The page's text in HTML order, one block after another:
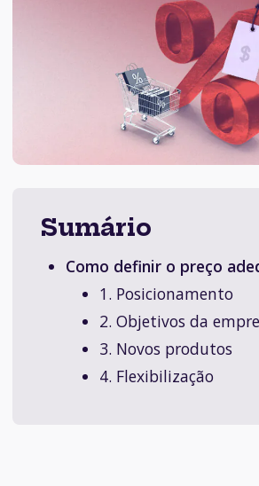
Sumário
Como definir o preço
1. Posicionamento
2. Objetivos da
3. Novos produtos
4. Flexibilização